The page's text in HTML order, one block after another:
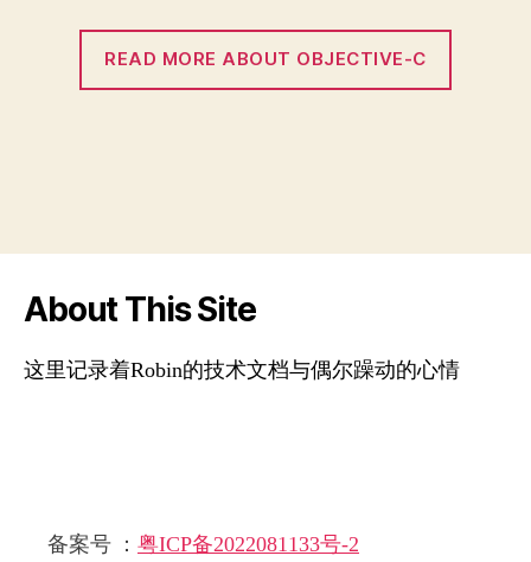
READ MORE ABOUT OBJECTIVE-C
About This Site
这里记录着Robin的技术文档与偶尔躁动的心情
备案号 ： 粤ICP备2022081133号-2